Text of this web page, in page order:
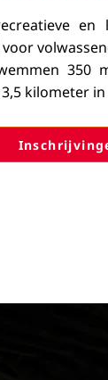
en
350
kilometer